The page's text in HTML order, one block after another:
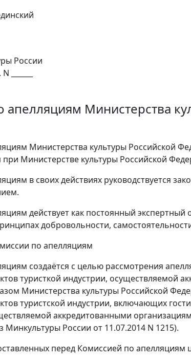
России
______
апелляциям Министерства
Министерства культуры Российской
Министерстве культуры Российской
в своих действиях руководствуется
действует как постоянный
добровольности,
по апелляциям
создаётся с целью рассмотрения
туристкой индустрии, осуществляемой
Министерства культуры Российской
туристской индустрии, включающих
аккредитованными
Минкультуры России от 11.07.2014 N 1215).
перед Комиссией по